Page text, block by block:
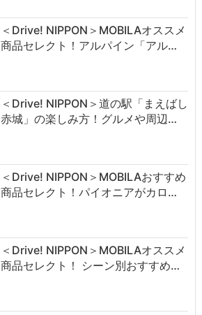
＜Drive! NIPPON＞MOBILAオススメ
商品セレクト！アルパイン「アル…
＜Drive! NIPPON＞道の駅「まえばし
赤城」の楽しみ方！グルメや周辺…
＜Drive! NIPPON＞MOBILAおすすめ
商品セレクト！パイオニアがカロ…
＜Drive! NIPPON＞MOBILAオススメ
商品セレクト！ シーン別おすすめ…